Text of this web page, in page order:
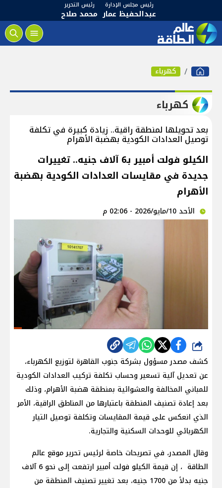
رئيس مجلس الإدارة
عبدالحفيظ عمار
رئيس التحرير
محمد صلاح
كهرباء
كهرباء
بعد تحويلها لمنطقة راقية.. زيادة كبيرة في تكلفة
توصيل العدادات الكودية بهضبة الأهرام
الكيلو فولت أمبير بـ6 آلاف جنيه.. تغييرات
جديدة في مقايسات العدادات الكودية بهضبة
الأهرام
الأحد 10/مايو/2026 - 02:06 م
شارك
كشف مصدر مسؤول بشركة جنوب القاهرة لتوزيع الكهرباء،
عن تعديل آلية تسعير وحساب تكلفة تركيب العدادات الكودية
للمباني المخالفة والعشوائية بمنطقة هضبة الأهرام، وذلك
بعد إعادة تصنيف المنطقة باعتبارها من المناطق الراقية، الأمر
الذي انعكس على قيمة المقايسات وتكلفة توصيل التيار
الكهربائي للوحدات السكنية والتجارية.
وقال المصدر، في تصريحات خاصة لرئيس تحرير موقع عالم
الطاقة ، إن قيمة الكيلو فولت أمبير ارتفعت إلى نحو 6 آلاف
جنيه بدلاً من 1700 جنيه، بعد تغيير تصنيف المنطقة من